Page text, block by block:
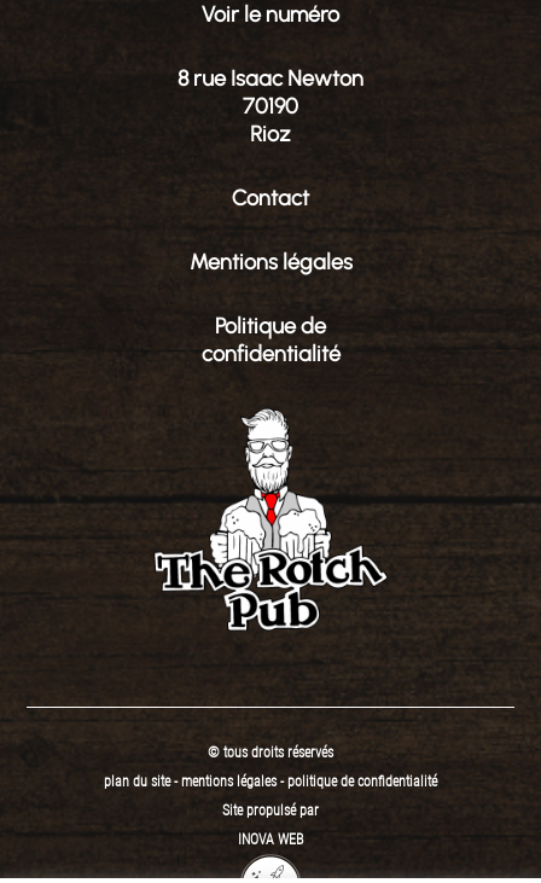
Voir le numéro
8 rue Isaac Newton
70190
Rioz
Contact
Mentions légales
Politique de
confidentialité
© tous droits réservés
plan du site-mentions légales-politique de confidentialité
Site propulsé par
INOVA WEB